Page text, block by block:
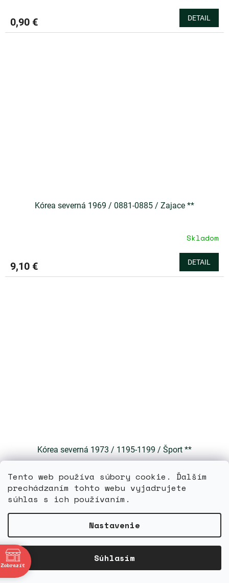
Tento web používa súbory cookie. Ďalším
prechádzaním tohto webu vyjadrujete
súhlas s ich používaním.
Nastavenie
Súhlasím
0,90 € DETAIL
Kórea severná 1969 / 0881-0885 / Zajace **
Skladom
9,10 € DETAIL
Kórea severná 1973 / 1195-1199 / Šport **
Skladom
5,20 €
Zobraziť